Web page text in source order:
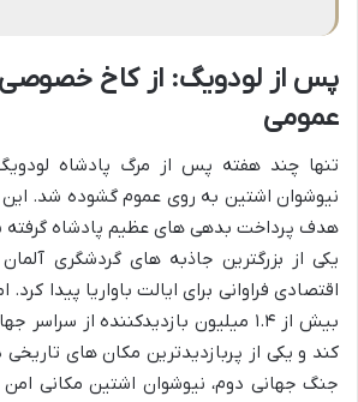
پس از لودویگ: از کاخ خصوصی
عمومی
نیوشوان اشتین به روی عموم گشوده شد. این
هدف پرداخت بدهی های عظیم پادشاه گرفته
یکی از بزرگترین جاذبه های گردشگری
اقتصادی فراوانی برای ایالت باواریا پیدا کرد.
بیش از ۱.۴ میلیون بازدیدکننده از
کند و یکی از پربازدیدترین مکان های
جنگ جهانی دوم، نیوشوان اشتین مکانی امن